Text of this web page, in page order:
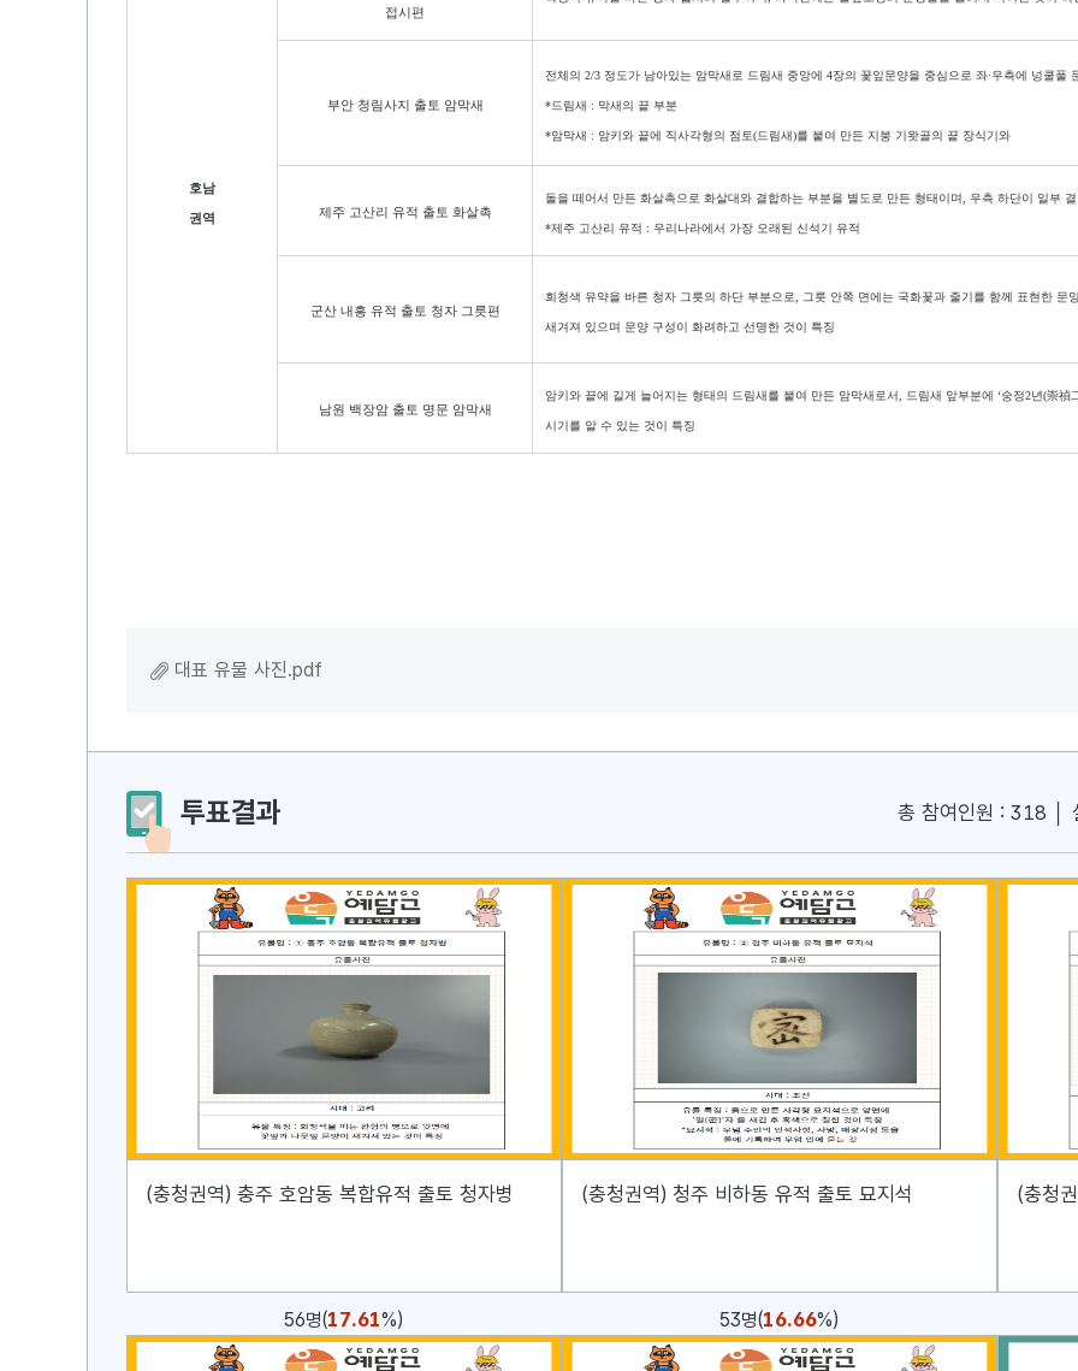
호남
권역
접시편
부안 청림사지 출토 암막새
전체의 2/3 정도가 남아있는 암막새로 드림새 중앙에 4장의 꽃잎문양을 중심으로 좌·우측에 넝쿨풀
*드림새 : 막새의 끝 부분
*암막새 : 암키와 끝에 직사각형의 점토(드림새)를 붙여 만든 지붕 기왓골의 끝 장식기와
제주 고산리 유적 출토 화살촉
돌을 떼어서 만든 화살촉으로 화살대와 결합하는 부분을 별도로 만든 형태이며 우측 하단이 일부
*제주 고산리 유적 : 우리나라에서 가장 오래된 신석기 유적
군산 내흥 유적 출토 청자 그릇편
회청색 유약을 바른 청자 그릇의 하단 부분으로 그릇 안쪽 면에는 국화꽃과 줄기를 함께 표현한 문
새겨져 있으며 문양 구성이 화려하고 선명한 것이 특징
남원 백장암 출토 명문 암막새
암키와 끝에 길게 늘어지는 형태의 드림새를 붙여 만든 암막새로서 드림새 앞부분에 ‘숭정2년(崇禎
시기를 알 수 있는 것이 특징
대표 유물 사진.pdf
투표결과 총 참여인원 : 318
(충청권역) 충주 호암동 복합유적 출토 청자병
56명(17.61%)
(충청권역) 청주 비하동 유적 출토 묘지석
53명(16.66%)
(충청